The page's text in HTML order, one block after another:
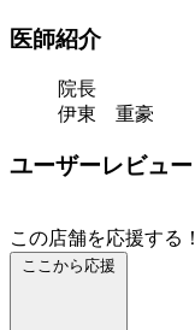
医師紹介
院長
伊東 重豪
ユーザーレビュー
この店舗を応援する！
ここから応援